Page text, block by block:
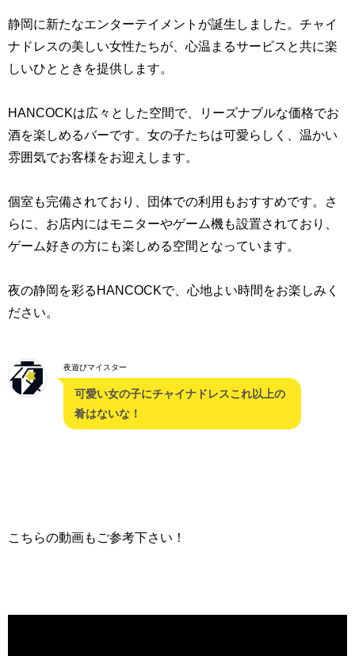
静岡に新たなエンターテイメントが誕生しました。チャイ
ナドレスの美しい女性たちが、心温まるサービスと共に楽
しいひとときを提供します。
HANCOCKは広々とした空間で、リーズナブルな価格でお
酒を楽しめるバーです。女の子たちは可愛らしく、温かい
雰囲気でお客様をお迎えします。
個室も完備されており、団体での利用もおすすめです。さ
らに、お店内にはモニターやゲーム機も設置されており、
ゲーム好きの方にも楽しめる空間となっています。
夜の静岡を彩るHANCOCKで、心地よい時間をお楽しみく
ださい。
夜遊びマイスター
可愛い女の子にチャイナドレスこれ以上の
肴はないな！
こちらの動画もご参考下さい！